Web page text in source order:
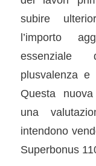
subire
l’importo
essenziale
plusvalenza
Questa
una
intendono
Superbonus